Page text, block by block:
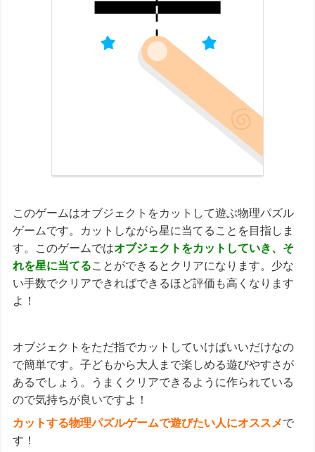
このゲームはオブジェクトをカットして遊ぶ物理パズル
ゲームです。カットしながら星に当てることを目指しま
す。このゲームではオブジェクトをカットしていき、そ
れを星に当てることができるとクリアになります。少な
い手数でクリアできればできるほど評価も高くなります
よ！
オブジェクトをただ指でカットしていけばいいだけなの
で簡単です。子どもから大人まで楽しめる遊びやすさが
あるでしょう。うまくクリアできるように作られている
ので気持ちが良いですよ！
カットする物理パズルゲームで遊びたい人にオススメで
す！